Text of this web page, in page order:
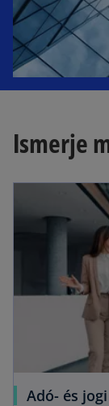
Ismerje
Adó- és